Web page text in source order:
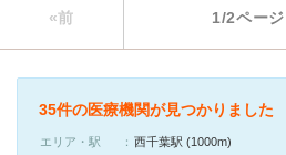
«前 1/2ページ
35件の医療機関が見つかりました
エリア・駅
西千葉駅 (1000m)